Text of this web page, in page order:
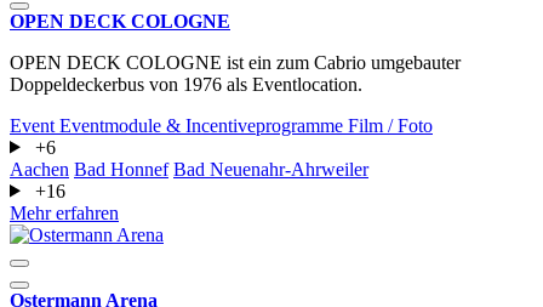
OPEN DECK COLOGNE
OPEN DECK COLOGNE ist ein zum Cabrio umgebauter
Doppeldeckerbus von 1976 als Eventlocation.
Event Eventmodule & Incentiveprogramme Film / Foto
+6
Aachen Bad Honnef Bad Neuenahr-Ahrweiler
+16
Mehr erfahren
Ostermann Arena